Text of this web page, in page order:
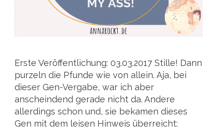
Erste Veröffentlichung: 03.03.2017 Stille! Dann
purzeln die Pfunde wie von allein. Aja, bei
dieser Gen-Vergabe, war ich aber
anscheindend gerade nicht da. Andere
allerdings schon und, sie bekamen dieses
Gen mit dem leisen Hinweis überreicht: